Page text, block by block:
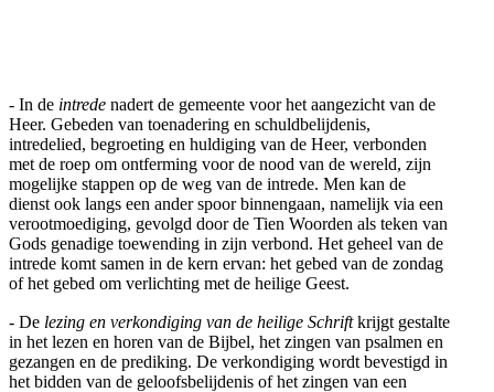
- In de intrede nadert de gemeente voor het aangezicht van de
Heer. Gebeden van toenadering en schuldbelijdenis,
intredelied, begroeting en huldiging van de Heer, verbonden
met de roep om ontferming voor de nood van de wereld, zijn
mogelijke stappen op de weg van de intrede. Men kan de
dienst ook langs een ander spoor binnengaan, namelijk via een
verootmoediging, gevolgd door de Tien Woorden als teken van
Gods genadige toewending in zijn verbond. Het geheel van de
intrede komt samen in de kern ervan: het gebed van de zondag
of het gebed om verlichting met de heilige Geest.
- De lezing en verkondiging van de heilige Schriftkrijgt gestalte
in het lezen en horen van de Bijbel, het zingen van psalmen en
gezangen en de prediking. De verkondiging wordt bevestigd in
het bidden van de geloofsbelijdenis of het zingen van een